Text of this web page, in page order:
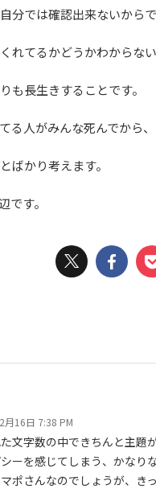
分では確認出来ないからで
れてるかどうかわからない
も長生きすることです。
る人がみんな死んでから
ばかり考えます。
です。
月16日 7:38 PM
文字数の中できちんと主題
ーを感じてしまう、かなり
ポさんなのでしょうが、き